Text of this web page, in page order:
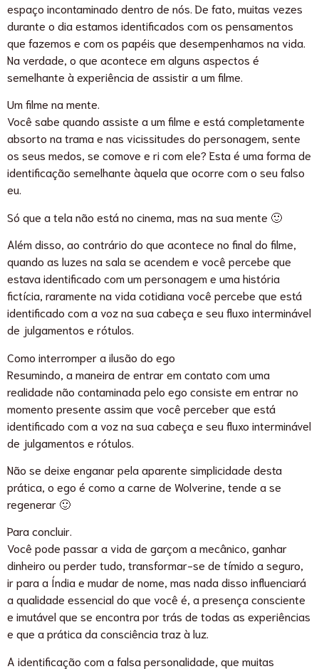
espaço incontaminado dentro de nós. De fato, muitas vezes
durante o dia estamos identificados com os pensamentos
que fazemos e com os papéis que desempenhamos na vida.
Na verdade, o que acontece em alguns aspectos é
semelhante à experiência de assistir a um filme.
Um filme na mente.
Você sabe quando assiste a um filme e está completamente
absorto na trama e nas vicissitudes do personagem, sente
os seus medos, se comove e ri com ele? Esta é uma forma de
identificação semelhante àquela que ocorre com o seu falso
eu.
Só que a tela não está no cinema, mas na sua mente 🙂
Além disso, ao contrário do que acontece no final do filme,
quando as luzes na sala se acendem e você percebe que
estava identificado com um personagem e uma história
fictícia, raramente na vida cotidiana você percebe que está
identificado com a voz na sua cabeça e seu fluxo interminável
de julgamentos e rótulos.
Como interromper a ilusão do ego
Resumindo, a maneira de entrar em contato com uma
realidade não contaminada pelo ego consiste em entrar no
momento presente assim que você perceber que está
identificado com a voz na sua cabeça e seu fluxo interminável
de julgamentos e rótulos.
Não se deixe enganar pela aparente simplicidade desta
prática, o ego é como a carne de Wolverine, tende a se
regenerar 🙂
Para concluir.
Você pode passar a vida de garçom a mecânico, ganhar
dinheiro ou perder tudo, transformar-se de tímido a seguro,
ir para a Índia e mudar de nome, mas nada disso influenciará
a qualidade essencial do que você é, a presença consciente
e imutável que se encontra por trás de todas as experiências
e que a prática da consciência traz à luz.
A identificação com a falsa personalidade, que muitas